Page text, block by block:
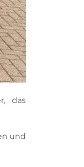
das
und